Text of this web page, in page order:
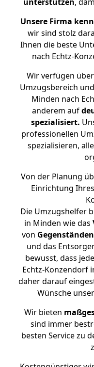
Unsere Firma
wir sind stolz
Ihnen die beste
nach Echtz-
Wir verfügen über
Umzugsbereich
Minden nach
anderem auf
spezialisiert.
professionellen
spezialisieren,
Von der Planung
Einrichtung
Die Umzugshelfer
in Minden wie das
von Gegenständen
und das
bewusst, dass
Echtz-Konzendorf
daher darauf
Wünsche
Wir bieten
sind immer
besten Service zu